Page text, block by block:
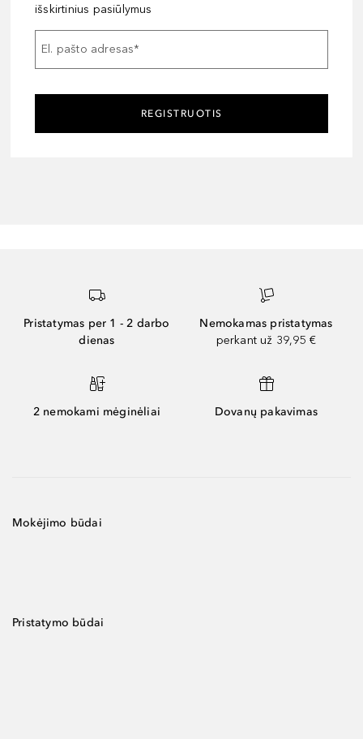
išskirtinius pasiūlymus
El. pašto adresas*
REGISTRUOTIS
Pristatymas per 1 - 2 darbo
dienas
Nemokamas pristatymas
perkant už 39,95 €
2 nemokami mėginėliai Dovanų pakavimas
Mokėjimo būdai
Pristatymo būdai